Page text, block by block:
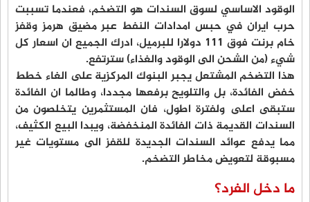
الوقود الاساسي لسوق السندات هو التضخم، فعندما تسببت
حرب ايران في حبس امدادات النفط عبر مضيق هرمز وقفز
خام برنت فوق 111 دولارا للبرميل، ادرك الجميع ان اسعار كل
شيء (من الشحن الى الوقود والغذاء) سترتفع.
هذا التضخم المشتعل يجبر البنوك المركزية على الغاء خطط
خفض الفائدة، بل والتلويح برفعها مجددا، وطالما ان الفائدة
ستبقى اعلى ولفترة اطول، فان المستثمرين يتخلصون من
السندات القديمة ذات الفائدة المنخفضة، ويبدا البيع الكثيف،
مما يدفع عوائد السندات الجديدة للقفز الى مستويات غير
مسبوقة لتعويض مخاطر التضخم.
ما دخل الفرد؟